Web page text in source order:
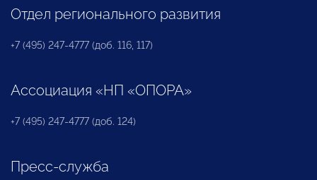
Отдел регионального развития
+7 (495) 247-4777 (доб. 116, 117)
Ассоциация «НП «ОПОРА»
+7 (495) 247-4777 (доб. 124)
Пресс-служба